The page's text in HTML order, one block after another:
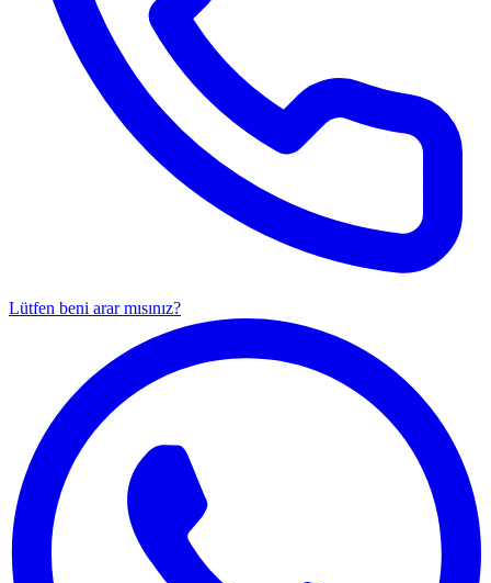
Lütfen beni arar mısınız?